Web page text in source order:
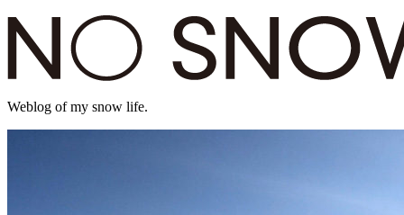
Weblog of my snow life.